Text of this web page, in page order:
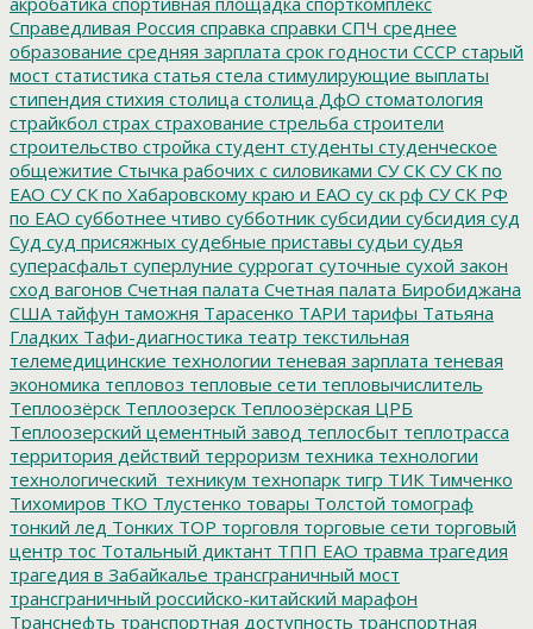
Справедливая Россия справка справки СПЧ среднее
образование средняя зарплата срок годности СССР старый
мост статистика статья стела стимулирующие выплаты
стипендия стихия столица столица ДфО стоматология
страйкбол страх страхование стрельба строители
строительство стройка студент студенты студенческое
общежитие Стычка рабочих с силовиками СУ СК СУ СК по
ЕАО СУ СК по Хабаровскому краю и ЕАО су ск рф СУ СК РФ
по ЕАО субботнее чтиво субботник субсидии субсидия суд
Суд суд присяжных судебные приставы судьи судья
суперасфальт суперлуние суррогат суточные сухой закон
сход вагонов Счетная палата Счетная палата Биробиджана
США тайфун таможня Тарасенко ТАРИ тарифы Татьяна
Гладких Тафи-диагностика театр текстильная
телемедицинские технологии теневая зарплата теневая
экономика тепловоз тепловые сети тепловычислитель
Теплоозёрск Теплоозерск Теплоозёрская ЦРБ
Теплоозерский цементный завод теплосбыт теплотрасса
территория действий терроризм техника технологии
технологический_техникум технопарк тигр ТИК Тимченко
Тихомиров ТКО Тлустенко товары Толстой томограф
тонкий лед Тонких ТОР торговля торговые сети торговый
центр тос Тотальный диктант ТПП ЕАО травма трагедия
трагедия в Забайкалье трансграничный мост
трансграничный российско-китайский марафон
Транснефть транспортная доступность транспортная